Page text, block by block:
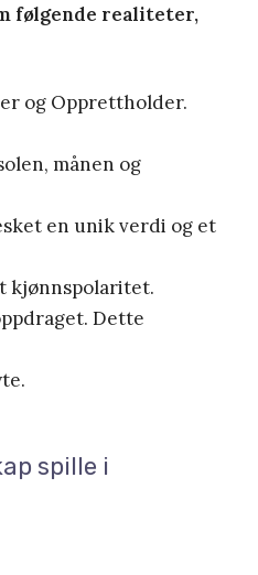
følgende realiteter,
og Opprettholder.
månen og
en unik verdi og et
kjønnspolaritet.
Dette
spille i